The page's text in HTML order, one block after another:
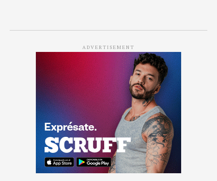
ADVERTISEMENT